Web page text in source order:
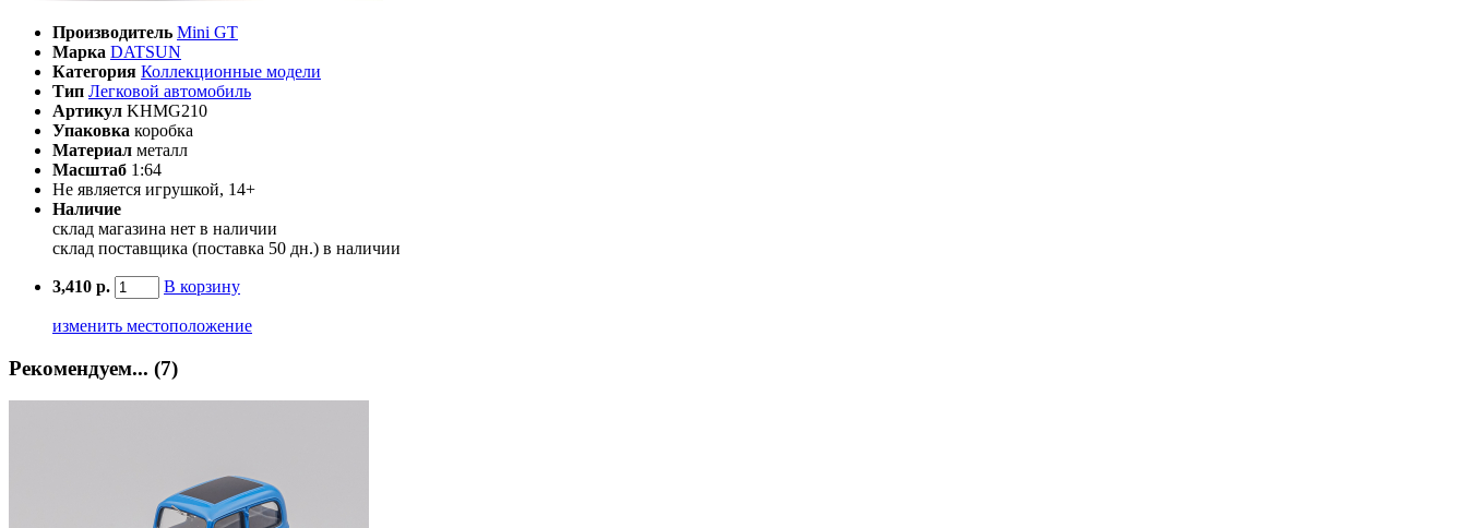
Производитель Mini GT
Марка DATSUN
Категория Коллекционные модели
Тип Легковой автомобиль
Артикул KHMG210
Упаковка коробка
Материал металл
Масштаб 1:64
Не является игрушкой, 14+
Наличие
склад магазина нет в наличии
склад поставщика (поставка 50 дн.) в наличии
3,410 р. В корзину
изменить местоположение
Рекомендуем... (7)